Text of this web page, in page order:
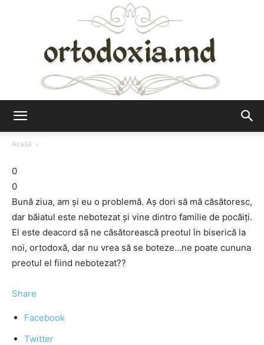
Acasă
0
0
Bună ziua, am şi eu o problemă. Aş dori să mă căsătoresc,
dar băiatul este nebotezat şi vine dintro familie de pocăiţi.
El este deacord să ne căsătorească preotul în biserică la
noi, ortodoxă, dar nu vrea să se boteze…ne poate cununa
preotul el fiind nebotezat??
Share
Facebook
Twitter